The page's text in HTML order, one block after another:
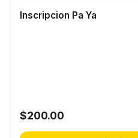
Inscripcion Pa Ya
$200.00